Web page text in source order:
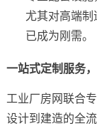
尤其对高端
已成为刚需。
一站式定制服务
工业厂房网联合
设计到建造的全